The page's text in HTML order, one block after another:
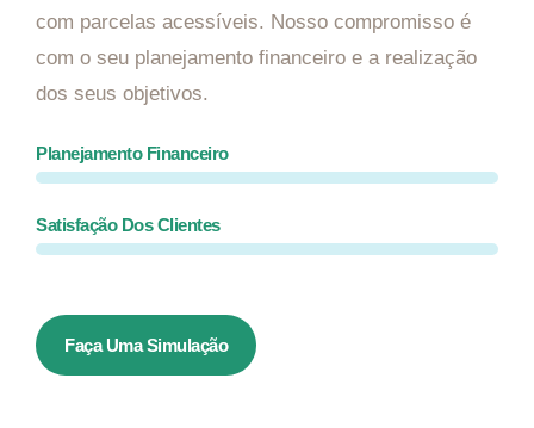
com parcelas acessíveis. Nosso compromisso é
com o seu planejamento financeiro e a realização
dos seus objetivos.
Planejamento Financeiro
Satisfação Dos Clientes
Faça Uma Simulação